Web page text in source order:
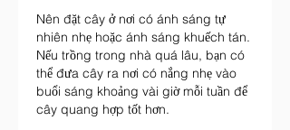
Nên đặt cây ở nơi có ánh sáng tự
nhiên nhẹ hoặc ánh sáng khuếch tán.
Nếu trồng trong nhà quá lâu, bạn có
thể đưa cây ra nơi có nắng nhẹ vào
buổi sáng khoảng vài giờ mỗi tuần để
cây quang hợp tốt hơn.